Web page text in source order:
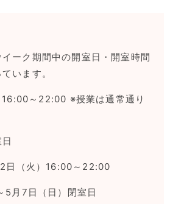
ーク期間中の開室日・開室時間
います。
～22:00 ※授業は通常通り
日（火）16:00～22:00
5月7日（日）閉室日